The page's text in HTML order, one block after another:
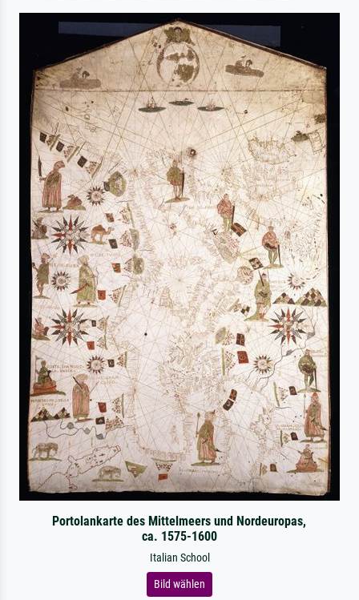
Portolankarte des Mittelmeers und Nordeuropas,
ca. 1575-1600
Italian School
Bild wählen